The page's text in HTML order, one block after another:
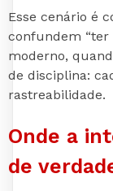
Esse cenário é
confundem “ter
moderno,
de disciplina:
rastreabilidade.
Onde a
de